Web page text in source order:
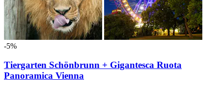
-5%
Tiergarten Schönbrunn + Gigantesca Ruota
Panoramica Vienna